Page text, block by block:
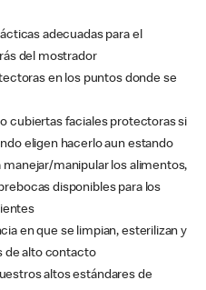
adecuadas para el
del mostrador
en los puntos donde se
cubiertas faciales protectoras si
eligen hacerlo aun estando
manejar/manipular los alimentos,
disponibles para los
en que se limpian, esterilizan y
de alto contacto
altos estándares de